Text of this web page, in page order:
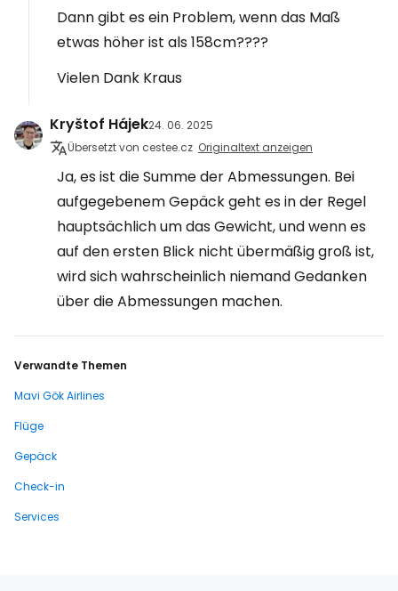
Dann gibt es ein Problem, wenn das Maß
etwas höher ist als 158cm????
Vielen Dank Kraus
Kryštof Hájek24. 06. 2025
Übersetzt von cestee.cz Originaltext anzeigen
Ja, es ist die Summe der Abmessungen. Bei
aufgegebenem Gepäck geht es in der Regel
hauptsächlich um das Gewicht, und wenn es
auf den ersten Blick nicht übermäßig groß ist,
wird sich wahrscheinlich niemand Gedanken
über die Abmessungen machen.
Verwandte Themen
Mavi Gök Airlines
Flüge
Gepäck
Check-in
Services